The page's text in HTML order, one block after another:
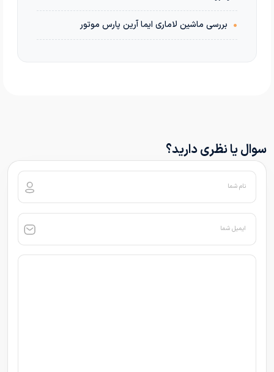
• بررسی ماشین لاماری ایما آرین پارس موتور
سوال یا نظری دارید؟
نام شما
ایمیل شما